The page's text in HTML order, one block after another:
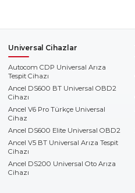
Universal Cihazlar
Autocom CDP Universal Arıza
Tespit Cihazı
Ancel DS600 BT Universal OBD2
Cihazı
Ancel V6 Pro Türkçe Universal
Cihaz
Ancel DS600 Elite Universal OBD2
Ancel V5 BT Universal Arıza Tespit
Cihazı
Ancel DS200 Universal Oto Arıza
Cihazı